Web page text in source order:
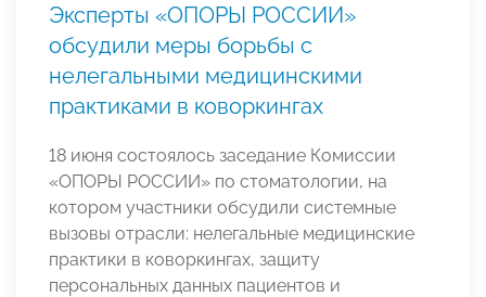
Эксперты «ОПОРЫ РОССИИ»
обсудили меры борьбы с
нелегальными медицинскими
практиками в коворкингах
18 июня состоялось заседание Комиссии
«ОПОРЫ РОССИИ» по стоматологии, на
котором участники обсудили системные
вызовы отрасли: нелегальные медицинские
практики в коворкингах, защиту
персональных данных пациентов и